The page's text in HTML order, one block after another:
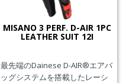
MISANO 3 PERF. D-AIR 1PC
LEATHER SUIT 12I
最先端のDainese D-AIR®エアバ
ッグシステムを搭載したレーシ